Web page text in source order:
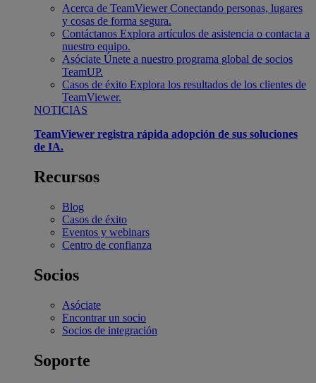
Acerca de TeamViewer Conectando personas, lugares
y cosas de forma segura.
Contáctanos Explora artículos de asistencia o contacta a
nuestro equipo.
Asóciate Únete a nuestro programa global de socios
TeamUP.
Casos de éxito Explora los resultados de los clientes de
TeamViewer.
NOTICIAS
TeamViewer registra rápida adopción de sus soluciones
de IA.
Recursos
Blog
Casos de éxito
Eventos y webinars
Centro de confianza
Socios
Asóciate
Encontrar un socio
Socios de integración
Soporte